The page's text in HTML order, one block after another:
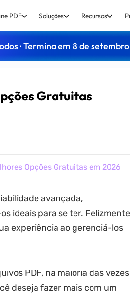
PDF Soluções Recursos
· Termina em 8 de setembro
Gratuitas
Opções Gratuitas em 2026
avançada,
ideais para se ter.
experiência ao gerenciá-los
PDF, na maioria das
deseja fazer mais com um